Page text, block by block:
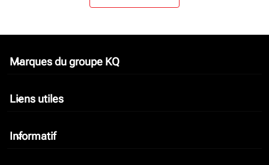
Marques du groupe KQ
keyboard_arrow_down
Liens utiles
keyboard_arrow_down
Informatif
keyboard_arrow_down